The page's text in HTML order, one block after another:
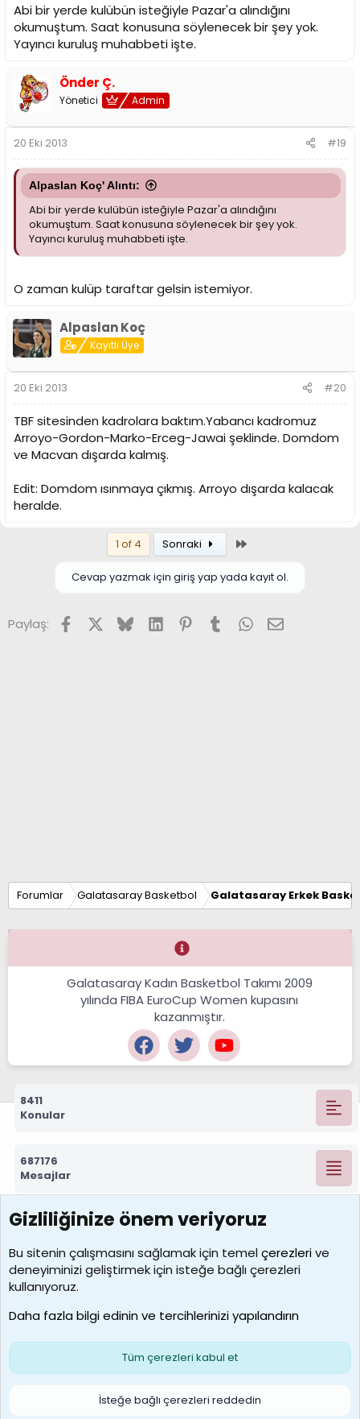
Abi bir yerde kulübün isteğiyle Pazar'a alındığını
okumuştum. Saat konusuna söylenecek bir şey yok.
Yayıncı kuruluş muhabbeti işte.
Önder Ç.
Yönetici Admin
20 Eki 2013 #19
Alpaslan Koç' Alıntı:
Abi bir yerde kulübün isteğiyle Pazar'a alındığını
okumuştum. Saat konusuna söylenecek bir şey yok.
Yayıncı kuruluş muhabbeti işte.
O zaman kulüp taraftar gelsin istemiyor.
Alpaslan Koç
Kayıtlı Üye
20 Eki 2013 #20
TBF sitesinden kadrolara baktım.Yabancı kadromuz
Arroyo-Gordon-Marko-Erceg-Jawai şeklinde. Domdom
ve Macvan dışarda kalmış.
Edit: Domdom ısınmaya çıkmış. Arroyo dışarda kalacak
heralde.
1 of 4 Sonraki
Cevap yazmak için giriş yap yada kayıt ol.
Paylaş: FacebookX (Twitter)
BlueskyLinkedInPinterest
TumblrWhatsApp
E-posta
Forumlar Galatasaray Basketbol Galatasaray Erkek
Galatasaray Kadın Basketbol Takımı 2009
yılında FIBA EuroCup Women kupasını
kazanmıştır.
8411
Konular
687176
Mesajlar
7388
Kullanıcılar
borabekirogluu
Son üye
Çerezler
S
Gizliliğinize önem veriyoruz
Bu sitenin çalışmasını sağlamak için temelçerezlerive
deneyiminizi geliştirmek için isteğe bağlı çerezleri
kullanıyoruz.
Daha fazla bilgi edinin ve tercihlerinizi yapılandırın
Tüm çerezleri kabul et
İsteğe bağlı çerezleri reddedin